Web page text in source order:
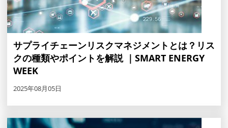
サプライチェーンリスクマネジメントとは？リス
クの種類やポイントを解説 ｜SMART ENERGY
WEEK
2025年08月05日